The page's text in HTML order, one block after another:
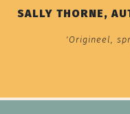
SALLY THORNE,
'Origineel,